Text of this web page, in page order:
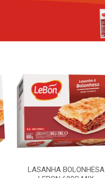
LASANHA BOLONHESA